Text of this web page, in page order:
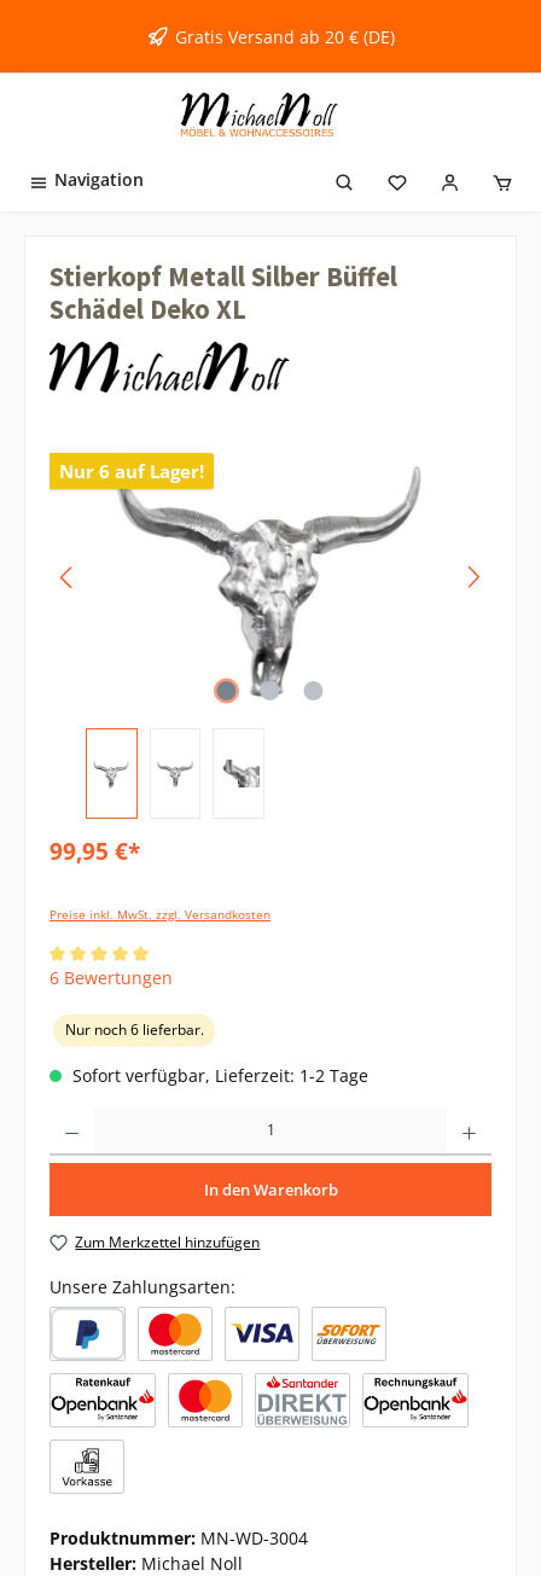
Gratis Versand ab 20 € (DE)
Navigation
Stierkopf Metall Silber Büffel
Schädel Deko XL
Nur 6 auf Lager!
99,95 €*
Preise inkl. MwSt. zzgl. Versandkosten
Durchschnittliche Bewertung von 5 von 5 Sternen
6 Bewertungen
Nur noch 6 lieferbar.
Sofort verfügbar, Lieferzeit: 1-2 Tage
In den Warenkorb
Zum Merkzettel hinzufügen
Unsere Zahlungsarten:
Produktnummer: MN-WD-3004
Hersteller: Michael Noll